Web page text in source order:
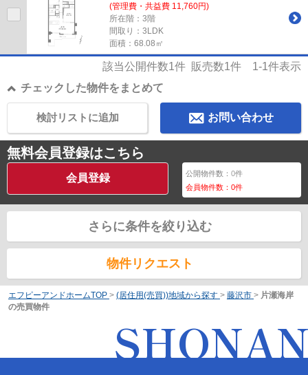
(管理費・共益費 11,760円)
所在階：3階
間取り：3LDK
面積：68.08㎡
該当公開件数1件 販売数1件 1-1件表示
チェックした物件をまとめて
お問い合わせ
検討リストに追加
無料会員登録はこちら
会員登録 公開物件数：0件
会員物件数：0件
さらに条件を絞り込む
物件リクエスト
エフピーアンドホームTOP > (居住用(売買))地域から探す > 藤沢市 > 片瀬海岸
の売買物件